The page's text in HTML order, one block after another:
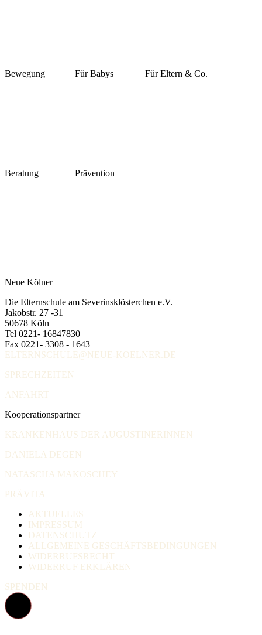
Bewegung Für Babys Für Eltern & Co.
Beratung Prävention
Neue Kölner
Die Elternschule am Severinsklösterchen e.V.
Jakobstr. 27 -31
50678 Köln
Tel 0221- 16847830
Fax 0221- 3308 - 1643
ELTERNSCHULE@NEUE-KOELNER.DE
SPRECHZEITEN
ANFAHRT
Kooperationspartner
KRANKENHAUS DER AUGUSTINERINNEN
DANIELA DEGEN
NATASCHA MAKOSCHEY
PRÄVITA
AKTUELLES
IMPRESSUM
DATENSCHUTZ
ALLGEMEINE GESCHÄFTSBEDINGUNGEN
WIDERRUFSRECHT
WIDERRUF ERKLÄREN
SPENDEN